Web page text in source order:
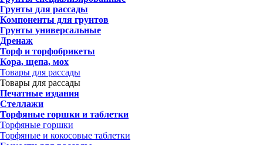
Грунты для рассады
Компоненты для грунтов
Грунты универсальные
Дренаж
Торф и торфобрикеты
Кора, щепа, мох
Товары для рассады
Товары для рассады
Печатные издания
Стеллажи
Торфяные горшки и таблетки
Торфяные горшки
Торфяные и кокосовые таблетки